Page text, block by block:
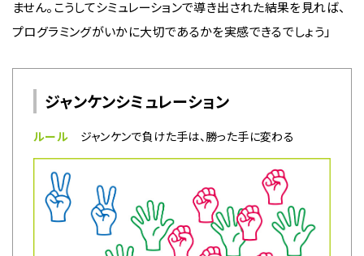
ません。こうしてシミュレーションで導き出された結果を見れば、
プログラミングがいかに大切であるかを実感できるでしょう」
ジャンケンシミュレーション
ルール ジャンケンで負けた手は、勝った手に変わる